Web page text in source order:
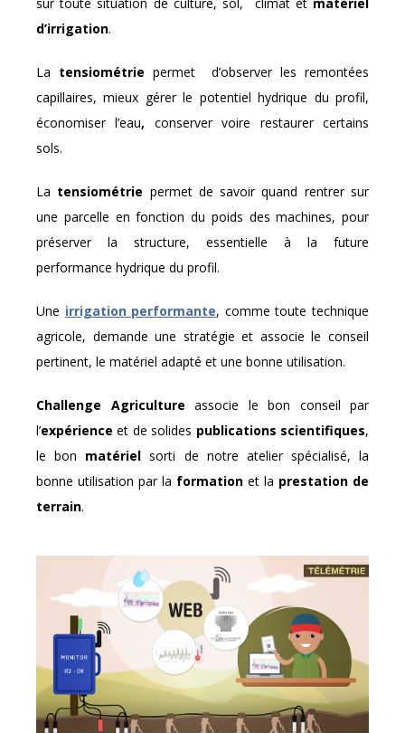
sur toute situation de culture, sol, climat et matériel
d’irrigation.
La tensiométrie permet d’observer les remontées
capillaires, mieux gérer le potentiel hydrique du profil,
économiser l’eau, conserver voire restaurer certains
sols.
La tensiométrie permet de savoir quand rentrer sur
une parcelle en fonction du poids des machines, pour
préserver la structure, essentielle à la future
performance hydrique du profil.
Une irrigation performante, comme toute technique
agricole, demande une stratégie et associe le conseil
pertinent, le matériel adapté et une bonne utilisation.
Challenge Agriculture associe le bon conseil par
l’expérience et de solides publications scientifiques,
le bon matériel sorti de notre atelier spécialisé, la
bonne utilisation par la formation et la prestation de
terrain.